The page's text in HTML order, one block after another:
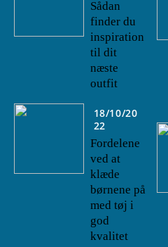
Sådan
finder du
inspiration
til dit
næste
outfit
18/10/20
22
Fordelene
ved at
klæde
børnene på
med tøj i
god
kvalitet